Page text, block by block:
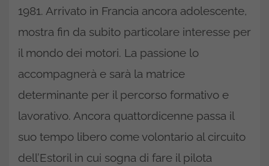
1981. Arrivato in Francia ancora adolescente,
mostra fin da subito particolare interesse per
il mondo dei motori. La passione lo
accompagnerà e sarà la matrice
determinante per il percorso formativo e
lavorativo. Ancora quattordicenne passa il
suo tempo libero come volontario al circuito
dell’Estoril in cui sogna di fare il pilota